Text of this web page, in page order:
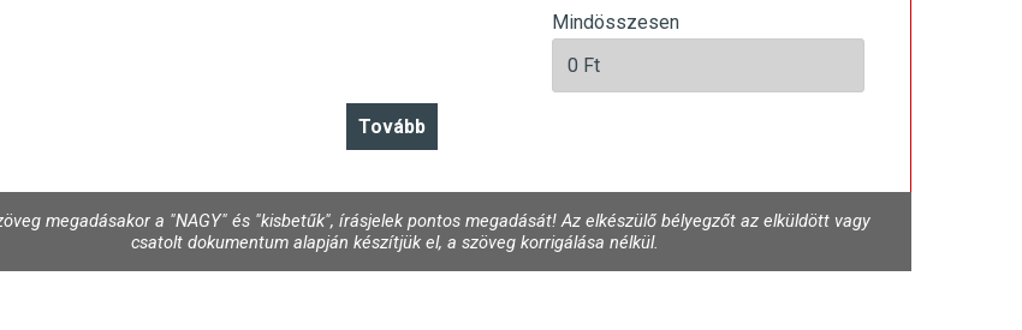
Mindösszesen
megadásakor a "NAGY" és "kisbetűk", írásjelek pontos megadását! Az elkészülő bélyegzőt az elküldött vagy
csatolt dokumentum alapján készítjük el, a szöveg korrigálása nélkül.